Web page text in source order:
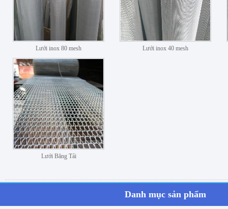
Lưới inox 80 mesh Lưới inox 40 mesh
Lưới Băng Tải
Danh mục sản phẩm